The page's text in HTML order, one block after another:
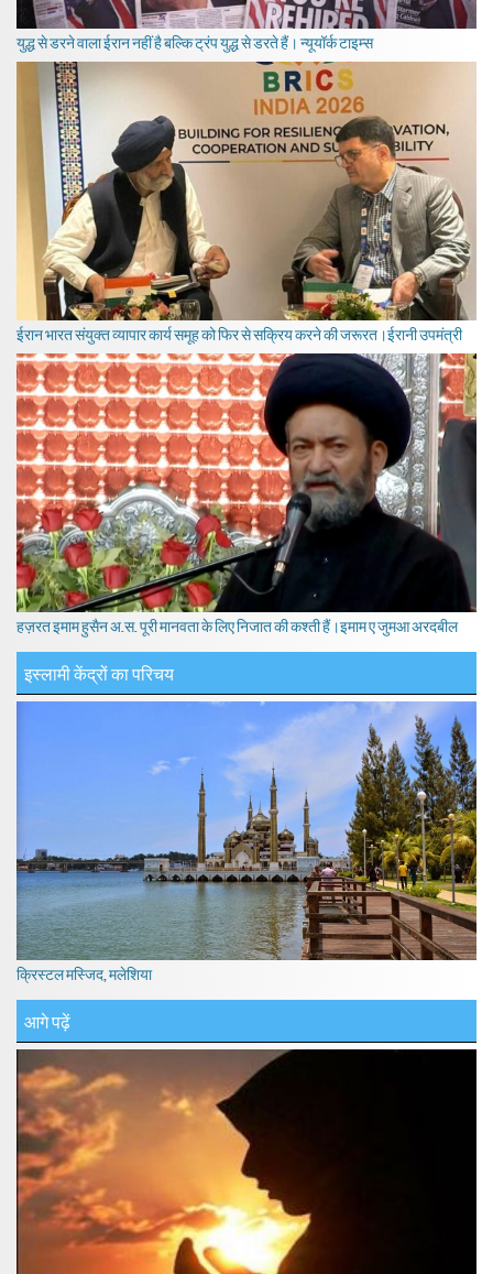
युद्ध से डरने वाला ईरान नहीं है बल्कि ट्रंप युद्ध से डरते हैं। न्यूयॉर्क टाइम्स
ईरान भारत संयुक्त व्यापार कार्य समूह को फिर से सक्रिय करने की जरूरत।ईरानी उपमंत्री
हज़रत इमाम हुसैन अ.स. पूरी मानवता के लिए निजात की कश्ती हैं।इमाम ए जुमआ अरदबील
इस्लामी केंद्रों का परिचय
क्रिस्टल मस्जिद, मलेशिया
आगे पढ़ें